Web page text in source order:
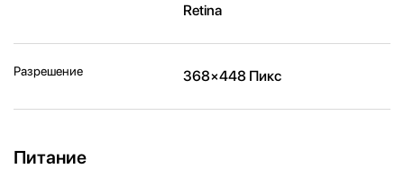
Retina
Разрешение 368×448 Пикс
Питание